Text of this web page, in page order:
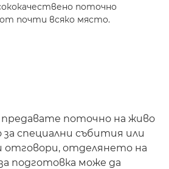
поточно
почти всяко място.
предавате поточно на живо
за специални събития или
отговори, отделянето на
подготовка може да